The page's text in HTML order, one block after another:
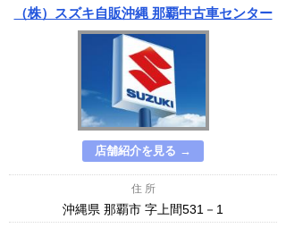
（株）スズキ自販沖縄 那覇中古車センター
店舗紹介を見る →
住 所
沖縄県 那覇市 字上間531－1